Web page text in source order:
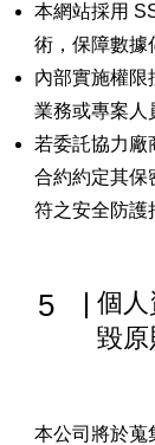
本網站採用
術，保障數據
內部實施權限
業務或專案人
若委託協力廠
合約約定其保
符之安全防護
5
個人
毀原
本公司將於蒐